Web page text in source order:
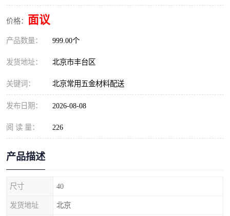
价格： 面议
产品数量： 999.00个
发货地址： 北京市丰台区
关键词： 北京常用五金材料配送
发布日期： 2026-08-08
阅 读 量： 226
产品描述
尺寸 40
发货地址 北京